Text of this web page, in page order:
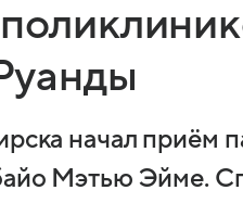
начал приём
Мэтью Эйме.